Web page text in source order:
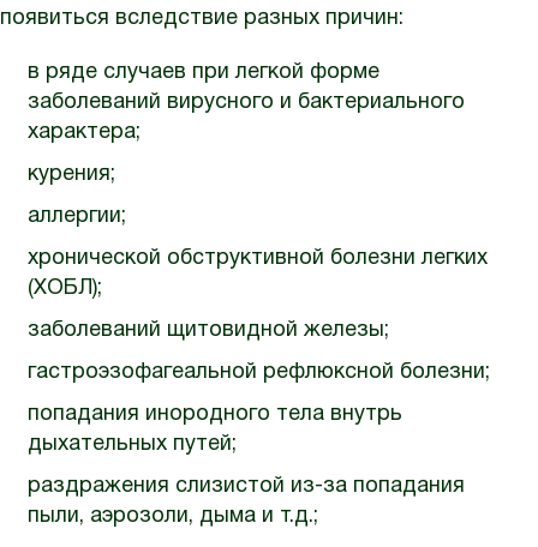
появиться вследствие разных причин:
в ряде случаев при легкой форме
заболеваний вирусного и бактериального
характера;
курения;
аллергии;
хронической обструктивной болезни легких
(ХОБЛ);
заболеваний щитовидной железы;
гастроэзофагеальной рефлюксной болезни;
попадания инородного тела внутрь
дыхательных путей;
раздражения слизистой из-за попадания
пыли, аэрозоли, дыма и т.д.;